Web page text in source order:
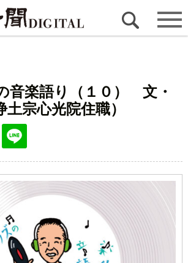
音楽語り（１０） 文・
宗心光院住職）